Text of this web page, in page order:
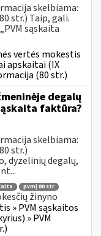
skelbiama:
str.) Taip, gali.
sąskaita
vertės mokestis
apskaitai (IX
(80 str.)
degalų
faktūra?
skelbiama:
str.)
dyzelinių degalų,
pvmį 80 str
žinyno
» PVM sąskaitos
» PVM